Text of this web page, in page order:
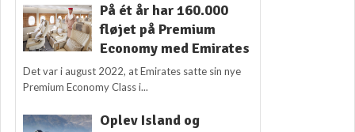
På ét år har 160.000
fløjet på Premium
Economy med Emirates
Det var i august 2022, at Emirates satte sin nye
Premium Economy Class i...
Oplev Island og